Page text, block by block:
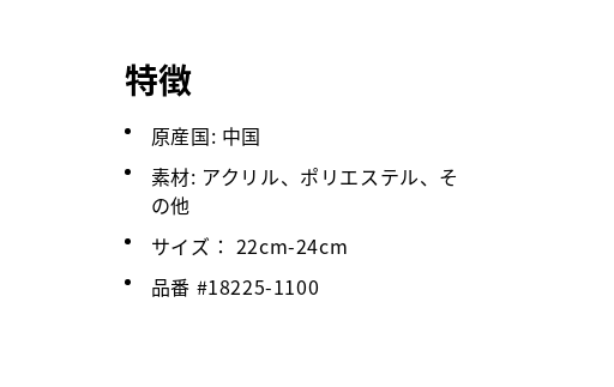
特徴
原産国: 中国
素材: アクリル、ポリエステル、そ
の他
サイズ： 22cm-24cm
品番 #18225-1100